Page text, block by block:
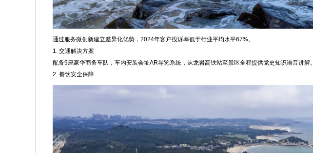
通过服务微创新建立差异化优势，2024年客户投诉率低于行业平均水平67%。
1. 交通解决方案
配备9座豪华商务车队，车内安装会址AR导览系统，从龙岩高铁站至景区全程提供党史知识语音讲解。
2. 餐饮安全保障